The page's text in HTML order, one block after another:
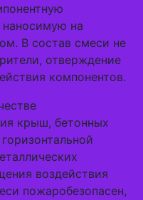
на
В состав смеси не
отверждение
компонентов.
крыш, бетонных
воздействия
пожаробезопасен,